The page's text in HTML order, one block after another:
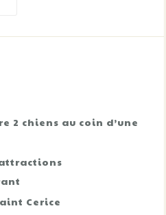
2 chiens au coin d’une
Cerice